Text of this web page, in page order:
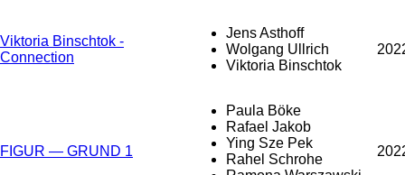
Viktoria Binschtok -
Connection
Jens Asthoff
Wolgang Ullrich
Viktoria Binschtok
FIGUR — GRUND 1
Paula Böke
Rafael Jakob
Ying Sze Pek
Rahel Schrohe